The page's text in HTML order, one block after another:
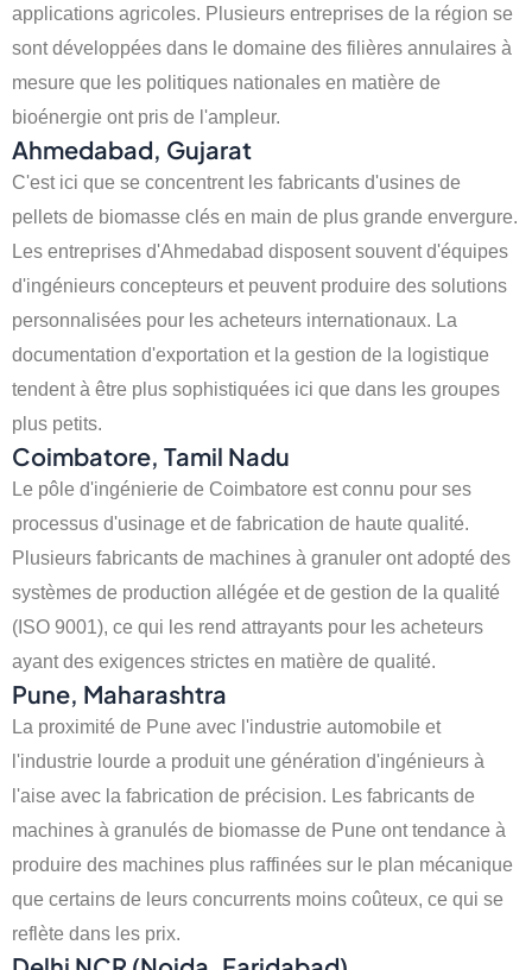
applications agricoles. Plusieurs entreprises de la région se
sont développées dans le domaine des filières annulaires à
mesure que les politiques nationales en matière de
bioénergie ont pris de l'ampleur.
Ahmedabad, Gujarat
C'est ici que se concentrent les fabricants d'usines de
pellets de biomasse clés en main de plus grande envergure.
Les entreprises d'Ahmedabad disposent souvent d'équipes
d'ingénieurs concepteurs et peuvent produire des solutions
personnalisées pour les acheteurs internationaux. La
documentation d'exportation et la gestion de la logistique
tendent à être plus sophistiquées ici que dans les groupes
plus petits.
Coimbatore, Tamil Nadu
Le pôle d'ingénierie de Coimbatore est connu pour ses
processus d'usinage et de fabrication de haute qualité.
Plusieurs fabricants de machines à granuler ont adopté des
systèmes de production allégée et de gestion de la qualité
(ISO 9001), ce qui les rend attrayants pour les acheteurs
ayant des exigences strictes en matière de qualité.
Pune, Maharashtra
La proximité de Pune avec l'industrie automobile et
l'industrie lourde a produit une génération d'ingénieurs à
l'aise avec la fabrication de précision. Les fabricants de
machines à granulés de biomasse de Pune ont tendance à
produire des machines plus raffinées sur le plan mécanique
que certains de leurs concurrents moins coûteux, ce qui se
reflète dans les prix.